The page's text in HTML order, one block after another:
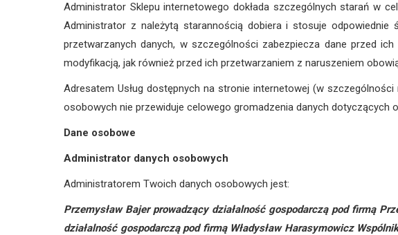
Administrator Sklepu internetowego dokłada szczególnych starań w
Administrator z należytą starannością dobiera i stosuje
przetwarzanych danych, w szczególności zabezpiecza dane przed
modyfikacją, jak również przed ich przetwarzaniem z naruszeniem
Adresatem Usług dostępnych na stronie internetowej (w
osobowych nie przewiduje celowego gromadzenia danych dotyczących
Dane osobowe
Administrator danych osobowych
Administratorem Twoich danych osobowych jest:
Przemysław Bajer prowadzący działalność gospodarczą pod firmą
działalność gospodarczą pod firmą Władysław Harasymowicz